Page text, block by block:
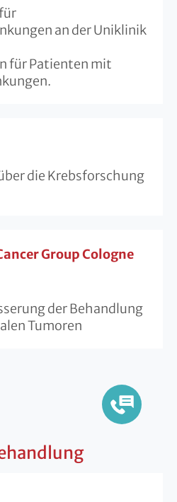
an der Uniklinik
für Patienten mit
die Krebsforschung
Group Cologne
der Behandlung
Tumoren